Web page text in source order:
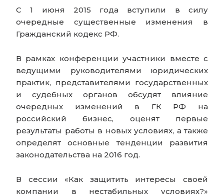
С 1 июня 2015 года вступили в силу
очередные существенные изменения в
Гражданский кодекс РФ.
В рамках конференции участники вместе с
ведущими руководителями юридических
практик, представителями государственных
и судебных органов обсудят влияние
очередных изменений в ГК РФ на
российский бизнес, оценят первые
результаты работы в новых условиях, а также
определят основные тенденции развития
законодательства на 2016 год.
В сессии «Как защитить интересы своей
компании в нестабильных условиях?»